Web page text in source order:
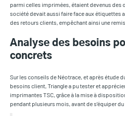
parmi celles imprimées, étaient devenus des
société devait aussi faire face aux étiquettes
des retours clients, empêchant ainsi une
Analyse des besoins
concrets
Sur les conseils de Néotrace, et après étude
besoins client, Triangle a pu tester et
imprimantes TSC, grâce à la mise à
pendant plusieurs mois, avant de s’équiper